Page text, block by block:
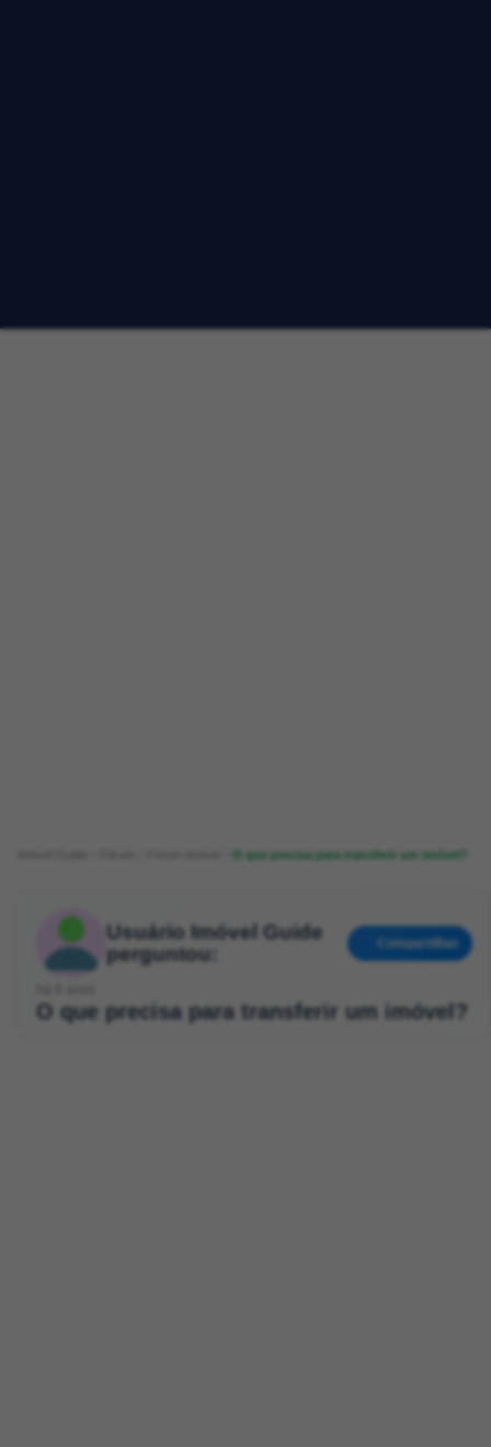
O que precisa para transferir um imóvel?
Usuário Imóvel Guide
perguntou:
Compartilhar
O que precisa para transferir um imóvel?